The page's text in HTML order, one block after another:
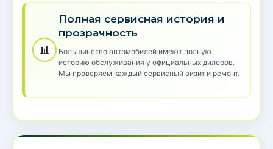
📊
Полная сервисная история и
прозрачность
Большинство автомобилей имеют полную
историю обслуживания у официальных дилеров.
Мы проверяем каждый сервисный визит и ремонт.